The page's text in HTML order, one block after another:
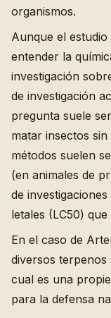
organismos.
Aunque el
entender la
investigación
de investigación
pregunta suele
matar insectos
métodos suelen
(en animales de
de
letales (LC50)
En el caso de
diversos terpenos
cual es una
para la defensa